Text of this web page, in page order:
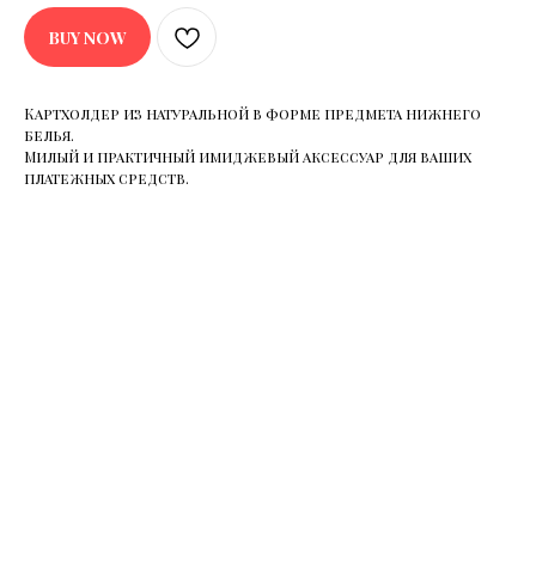
BUY NOW
Картхолдер из натуральной в форме предмета нижнего
белья.
Милый и практичный имиджевый аксессуар для ваших
платежных средств.
*INSTAGRAM ЯВЛЯЕТСЯ ЗАПРЕЩЕННОЙ НА ТЕРРИТОРИИ РФ
СОЦИАЛЬНОЙ СЕТЬЮ
© ELIGE. ВСЕ ПРАВА ЗАЩИЩЕНЫ
2026 © ИП ПОЛЧАНОВ ВИТАЛИЙ ВИКТОРОВИЧ